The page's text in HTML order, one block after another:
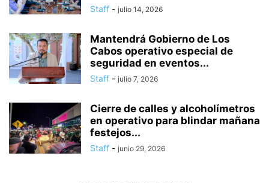
Staff - julio 14, 2026
Mantendrá Gobierno de Los
Cabos operativo especial de
seguridad en eventos...
Staff - julio 7, 2026
Cierre de calles y alcoholímetros
en operativo para blindar mañana
festejos...
Staff - junio 29, 2026